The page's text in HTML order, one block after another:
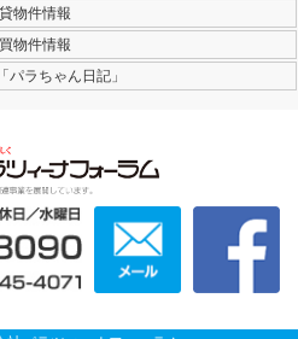
物件情報
物件情報
パラちゃん日記」